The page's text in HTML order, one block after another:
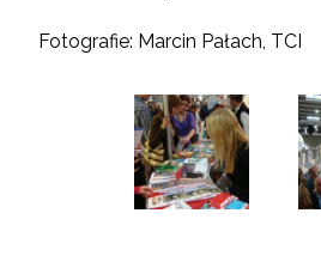
Fotografie: Marcin Pałach, TCI